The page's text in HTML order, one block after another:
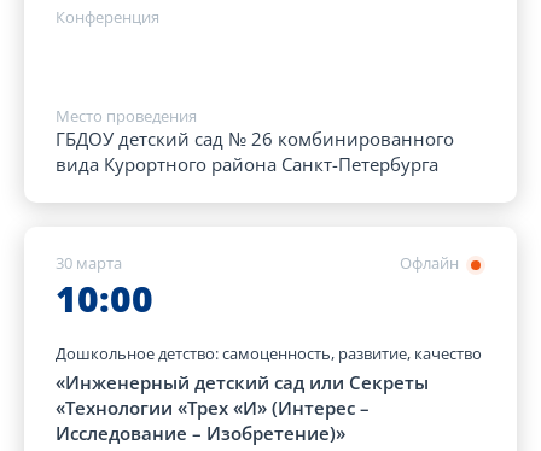
Конференция
Место проведения
ГБДОУ детский сад № 26 комбинированного
вида Курортного района Санкт-Петербурга
Офлайн
30 марта
10:00
Дошкольное детство: самоценность, развитие, качество
«Инженерный детский сад или Секреты
«Технологии «Трех «И» (Интерес –
Исследование – Изобретение)»